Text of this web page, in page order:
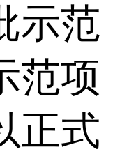
示范
范项
正式